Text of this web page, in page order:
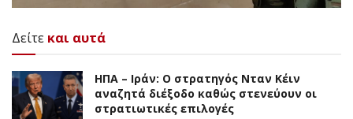
Δείτε και αυτά
ΗΠΑ – Ιράν: Ο στρατηγός Νταν Κέιν
αναζητά διέξοδο καθώς στενεύουν οι
στρατιωτικές επιλογές